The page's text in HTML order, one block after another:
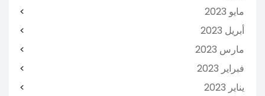
مايو 2023
أبريل 2023
مارس 2023
فبراير 2023
يناير 2023